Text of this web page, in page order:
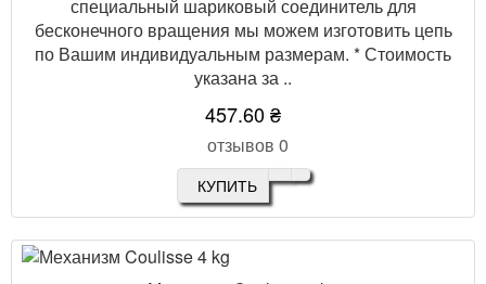
специальный шариковый соединитель для
бесконечного вращения мы можем изготовить цепь
по Вашим индивидуальным размерам. * Стоимость
указана за ..
457.60 ₴
отзывов 0
КУПИТЬ